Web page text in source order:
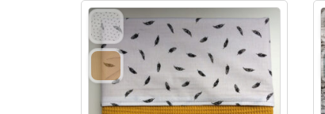
Deze
optie
kan
gekozen
worden
op